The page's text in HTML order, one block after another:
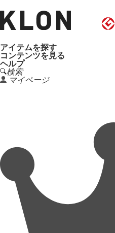
アイテムを探す
コンテンツを見る
ヘルプ
検索
マイページ